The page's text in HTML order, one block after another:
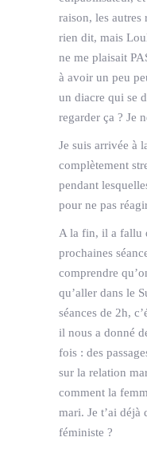
raison, les autres
rien dit, mais
ne me plaisait
à avoir un peu
un diacre qui se
regarder ça ? Je
Je suis arrivée à
complètement
pendant
pour ne pas
A la fin, il a fallu
prochaines
comprendre
qu’aller dans le
séances de 2h,
il nous a donné
fois : des
sur la relation
comment la
mari. Je t’ai déjà
féministe ?